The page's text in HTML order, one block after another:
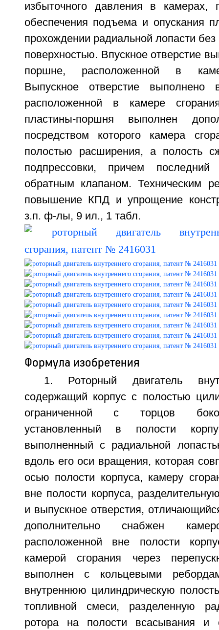
избыточного давления в камерах,
обеспечения подъема и опускания
прохождении радиальной лопасти без
поверхностью. Впускное отверстие
поршне, расположенной в
Выпускное отверстие выполнено
расположенной в камере
пластины-поршня выполнен
посредством которого камера
полостью расширения, а полость
подпрессовки, причем
обратным клапаном. Техническим
повышение КПД и упрощение
з.п. ф-лы, 9 ил., 1 табл.
Формула изобретения
1. Роторный двигатель
содержащий корпус с полостью
ограниченной с торцов
установленный в полости
выполненный с радиальной
вдоль его оси вращения, которая
осью полости корпуса, камеру
вне полости корпуса,
и выпускное отверстия,
дополнительно снабжен
расположенной вне полости
камерой сгорания через
выполнен с кольцевыми
внутреннюю цилиндрическую
топливной смеси, разделенную
ротора на полости всасывания и